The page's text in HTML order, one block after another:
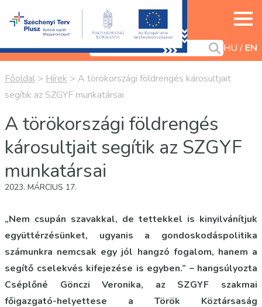
HU EN
Főoldal > Hírek > A törökországi földrengés károsultjait
segítik az SZGYF munkatársai
A törökországi földrengés
károsultjait segítik az SZGYF
munkatársai
2023. MÁRCIUS 17.
„Nem csupán szavakkal, de tettekkel is kinyilvánítjuk
együttérzésünket, ugyanis a gondoskodáspolitika
számunkra nemcsak egy jól hangzó fogalom, hanem a
segítő cselekvés kifejezése is egyben.” – hangsúlyozta
Cséplőné Gönczi Veronika, az SZGYF szakmai
főigazgató-helyettese a Török Köztársaság